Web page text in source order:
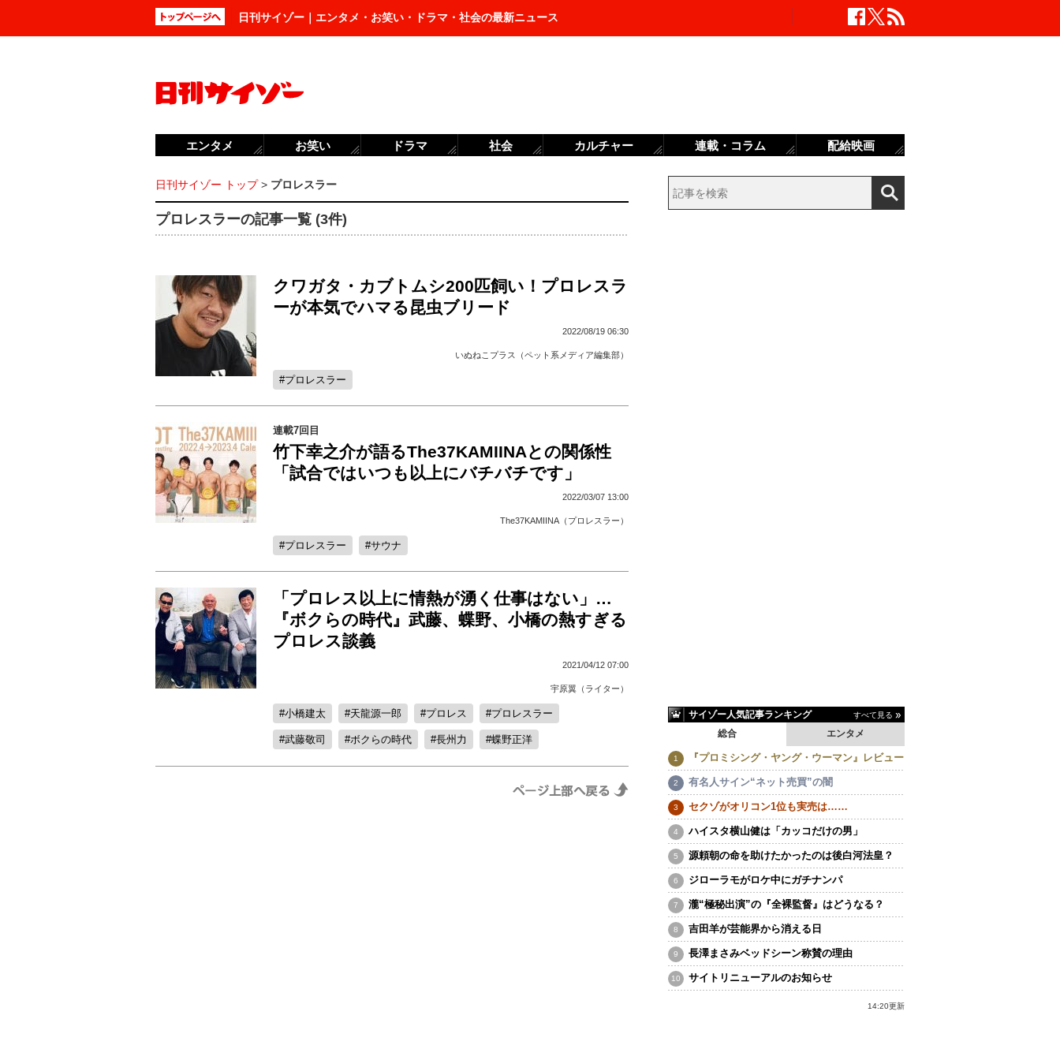
日刊サイゾー｜エンタメ・お笑い・ドラマ・社会の最新ニュース
日刊サイゾー トップ> プロレスラー
プロレスラーの記事一覧 (3件)
クワガタ・カブトムシ200匹飼い！プロレスラ
ーが本気でハマる昆虫ブリード
2022/08/19 06:30
いぬねこプラス（ペット系メディア編集部）
プロレスラー
連載7回目
竹下幸之介が語るThe37KAMIINAとの関係性
「試合ではいつも以上にバチバチです」
2022/03/07 13:00
The37KAMIINA（プロレスラー）
プロレスラー サウナ
「プロレス以上に情熱が湧く仕事はない」…
『ボクらの時代』武藤、蝶野、小橋の熱すぎる
プロレス談義
2021/04/12 07:00
宇原翼（ライター）
小橋建太 天龍源一郎 プロレス プロレスラー
武藤敬司 ボクらの時代 長州力 蝶野正洋
サイゾー人気記事ランキング すべて見る
エンタメ
総合
『プロミシング・ヤング・ウーマン』レビュー
有名人サイン“ネット売買”の闇
セクゾがオリコン1位も実売は……
ハイスタ横山健は「カッコだけの男」
源頼朝の命を助けたかったのは後白河法皇？
ジローラモがロケ中にガチナンパ
瀧“極秘出演”の『全裸監督』はどうなる？
吉田羊が芸能界から消える日
長澤まさみベッドシーン称賛の理由
サイトリニューアルのお知らせ
14:20更新
エンタメ お笑い ドラマ 社会 カルチャー 連載・コラム 配給映画